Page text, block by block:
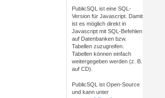
PublicSQL ist eine SQL-
Version für Javascript. Damit
ist es möglich direkt in
Javascript mit SQL-Befehlen
auf Datenbanken bzw.
Tabellen zuzugreifen.
Tabellen können einfach
weitergegeben werden (z. B.
auf CD).
PublicSQL ist Open-Source
und kann unter